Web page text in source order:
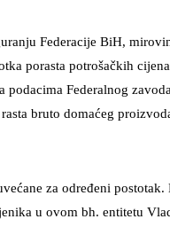
Federacije BiH,
porasta potrošačkih
Federalnog
bruto domaćeg
za određeni postotak.
u ovom bh. entitetu